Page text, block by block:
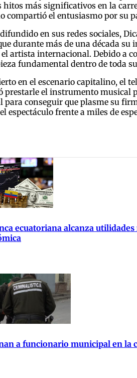
hitos más significativos en la
compartió el entusiasmo por su
en sus redes sociales,
durante más de una década
artista internacional. Debido a
fundamental dentro de toda
en el escenario capitalino, el
prestarle el instrumento musical
conseguir que plasme su
espectáculo frente a miles de
ecuatoriana alcanza
a funcionario municipal en la